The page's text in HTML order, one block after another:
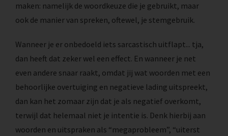
maken: namelijk de woordkeuze die je gebruikt, maar
ook de manier van spreken, oftewel, je stemgebruik.
Wanneer je er onbedoeld iets sarcastisch uitflapt... tja,
dan heeft dat zeker wel een effect. En wanneer je net
even andere snaar raakt, omdat jij wat woorden met een
behoorlijke overtuiging en negatieve lading uitspreekt,
dan kan het zomaar zijn dat je als negatief overkomt,
terwijl dat helemaal niet je intentie is. Denk hierbij aan
woorden en uitspraken als “megaprobleem”, “uiterst